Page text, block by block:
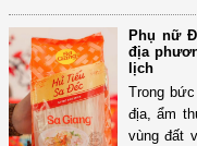
Phụ nữ
địa
lịch
Trong
địa, ẩm
vùng đất